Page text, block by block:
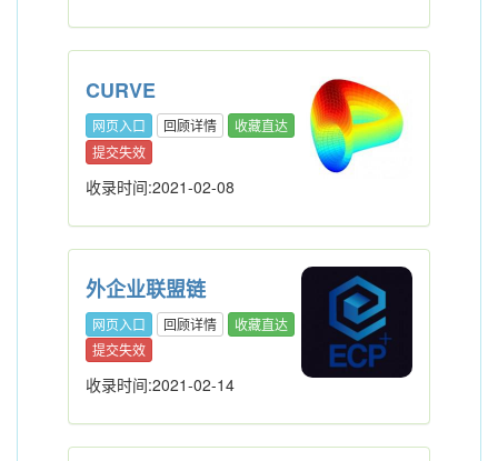
CURVE
网页入口 回顾详情
收藏直达
提交失效
收录时间:2021-02-08
外企业联盟链
网页入口 回顾详情
收藏直达
提交失效
收录时间:2021-02-14